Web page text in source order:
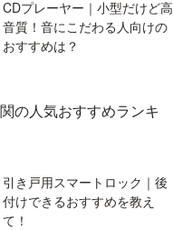
CDプレーヤー｜小型だけど高
音質！音にこだわる人向けの
おすすめは？
の人気おすすめランキ
引き戸用スマートロック｜後
付けできるおすすめを教え
て！